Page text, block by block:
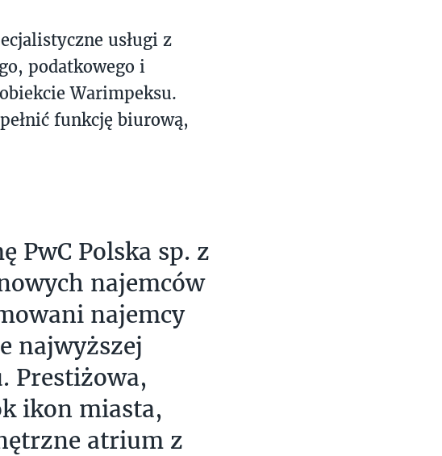
usługi z
podatkowego i
Warimpeksu.
funkcję biurową,
PwC Polska sp. z
najemców
najemcy
najwyższej
Prestiżowa,
ikon miasta,
atrium z